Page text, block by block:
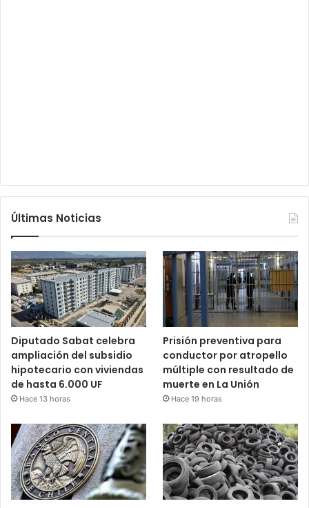
Últimas Noticias
Diputado Sabat celebra
ampliación del subsidio
hipotecario con viviendas
de hasta 6.000 UF
Hace 13 horas
Prisión preventiva para
conductor por atropello
múltiple con resultado de
muerte en La Unión
Hace 19 horas